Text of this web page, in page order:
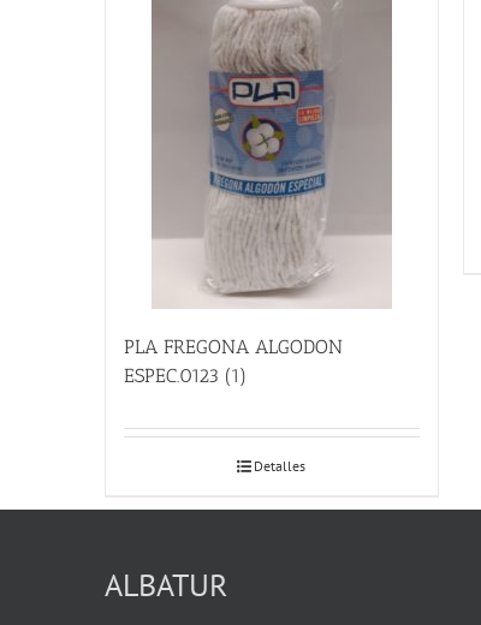
PLA FREGONA ALGODON
ESPEC.0123 (1)
Detalles
ALBATUR